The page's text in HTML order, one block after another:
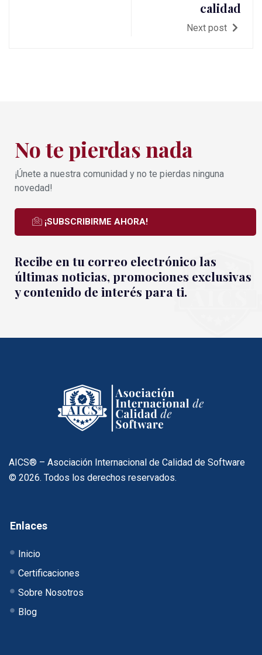
calidad
Next post
No te pierdas nada
¡Únete a nuestra comunidad y no te pierdas ninguna
novedad!
¡SUBSCRIBIRME AHORA!
Recibe en tu correo electrónico las
últimas noticias, promociones exclusivas
y contenido de interés para ti.
AICS® – Asociación Internacional de Calidad de Software
© 2026. Todos los derechos reservados.
Enlaces
Inicio
Certificaciones
Sobre Nosotros
Blog